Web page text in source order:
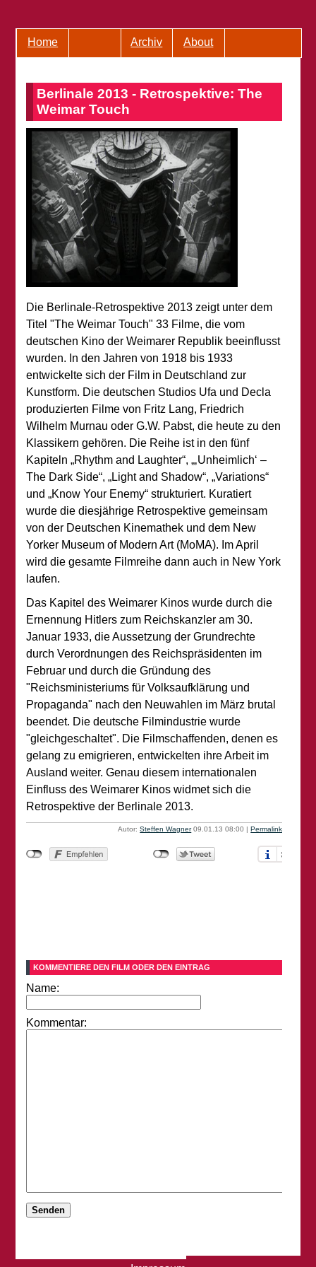
Home Archiv About
Berlinale 2013 - Retrospektive: The
Weimar Touch
Die Berlinale-Retrospektive 2013 zeigt unter dem
Titel "The Weimar Touch" 33 Filme, die vom
deutschen Kino der Weimarer Republik beeinflusst
wurden. In den Jahren von 1918 bis 1933
entwickelte sich der Film in Deutschland zur
Kunstform. Die deutschen Studios Ufa und Decla
produzierten Filme von Fritz Lang, Friedrich
Wilhelm Murnau oder G.W. Pabst, die heute zu den
Klassikern gehören. Die Reihe ist in den fünf
Kapiteln „Rhythm and Laughter“, „‚Unheimlich‘ –
The Dark Side“, „Light and Shadow“, „Variations“
und „Know Your Enemy“ strukturiert. Kuratiert
wurde die diesjährige Retrospektive gemeinsam
von der Deutschen Kinemathek und dem New
Yorker Museum of Modern Art (MoMA). Im April
wird die gesamte Filmreihe dann auch in New York
laufen.
Das Kapitel des Weimarer Kinos wurde durch die
Ernennung Hitlers zum Reichskanzler am 30.
Januar 1933, die Aussetzung der Grundrechte
durch Verordnungen des Reichspräsidenten im
Februar und durch die Gründung des
"Reichsministeriums für Volksaufklärung und
Propaganda" nach den Neuwahlen im März brutal
beendet. Die deutsche Filmindustrie wurde
"gleichgeschaltet". Die Filmschaffenden, denen es
gelang zu emigrieren, entwickelten ihre Arbeit im
Ausland weiter. Genau diesem internationalen
Einfluss des Weimarer Kinos widmet sich die
Retrospektive der Berlinale 2013.
Autor:Steffen Wagner09.01.13 08:00 |Permalink
KOMMENTIERE DEN FILM ODER DEN EINTRAG
Name:
Kommentar: